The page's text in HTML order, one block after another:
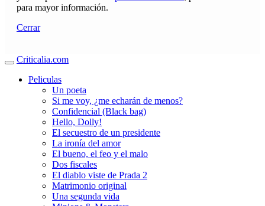
para mayor información.
Cerrar
Criticalia.com
Peliculas
Un poeta
Si me voy, ¿me echarán de menos?
Confidencial (Black bag)
Hello, Dolly!
El secuestro de un presidente
La ironía del amor
El bueno, el feo y el malo
Dos fiscales
El diablo viste de Prada 2
Matrimonio original
Una segunda vida